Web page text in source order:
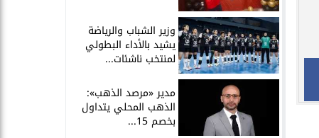
وزير الشباب والرياضة
يشيد بالأداء البطولي
لمنتخب ناشئات...
مدير «مرصد الذهب»:
الذهب المحلي يتداول
بخصم 15...